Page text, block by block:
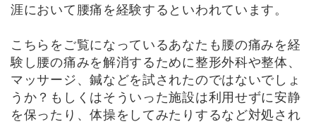
涯において腰痛を経験するといわれています。
こちらをご覧になっているあなたも腰の痛みを経
験し腰の痛みを解消するために整形外科や整体、
マッサージ、鍼などを試されたのではないでしょ
うか？もしくはそういった施設は利用せずに安静
を保ったり、体操をしてみたりするなど対処され